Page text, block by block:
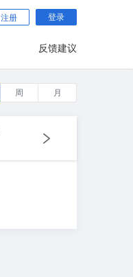
注册 登录
反馈建议
周 月